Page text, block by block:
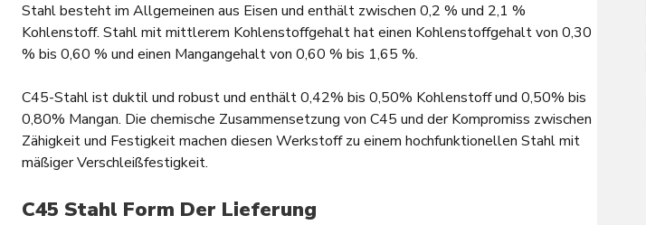
Stahl besteht im Allgemeinen aus Eisen und enthält zwischen 0,2 % und 2,1 %
Kohlenstoff. Stahl mit mittlerem Kohlenstoffgehalt hat einen Kohlenstoffgehalt von 0,30
% bis 0,60 % und einen Mangangehalt von 0,60 % bis 1,65 %.
C45-Stahl ist duktil und robust und enthält 0,42% bis 0,50% Kohlenstoff und 0,50% bis
0,80% Mangan. Die chemische Zusammensetzung von C45 und der Kompromiss zwischen
Zähigkeit und Festigkeit machen diesen Werkstoff zu einem hochfunktionellen Stahl mit
mäßiger Verschleißfestigkeit.
C45 Stahl Form Der Lieferung